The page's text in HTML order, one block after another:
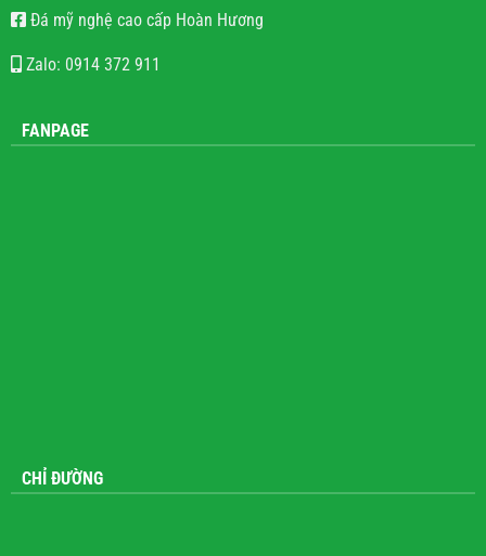
Đá mỹ nghệ cao cấp Hoàn Hương
Zalo: 0914 372 911
FANPAGE
CHỈ ĐƯỜNG